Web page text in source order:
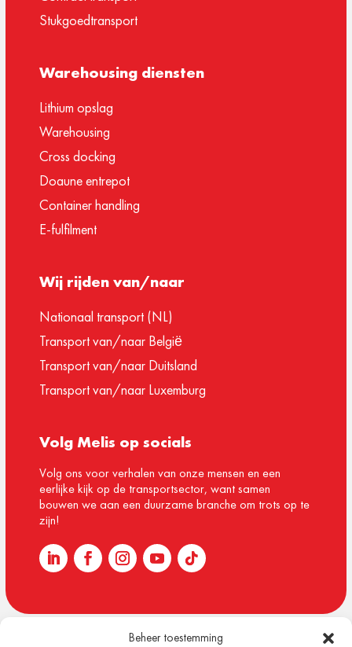
Beheer toestemming
Stukgoedtransport
Warehousing diensten
Lithium opslag
Warehousing
Cross docking
Doaune entrepot
Container handling
E-fulfilment
Wij rijden van/naar
Nationaal transport (NL)
Transport van/naar België
Transport van/naar Duitsland
Transport van/naar Luxemburg
Volg Melis op socials
Volg ons voor verhalen van onze mensen en een
eerlijke kijk op de transportsector, want samen
bouwen we aan een duurzame branche om trots op te
zijn!